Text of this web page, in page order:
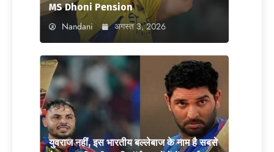
MS Dhoni Pension
Nandani अगस्त 3, 2026
युवराज नहीं, इस भारतीय बल्लेबाज के नाम है सबसे